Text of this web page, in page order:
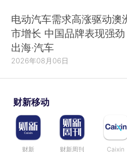
电动汽车需求高涨驱动澳
市增长 中国品牌表现强劲
出海·汽车
2026年08月06日
财新移动
财新 财新周刊 Caixin